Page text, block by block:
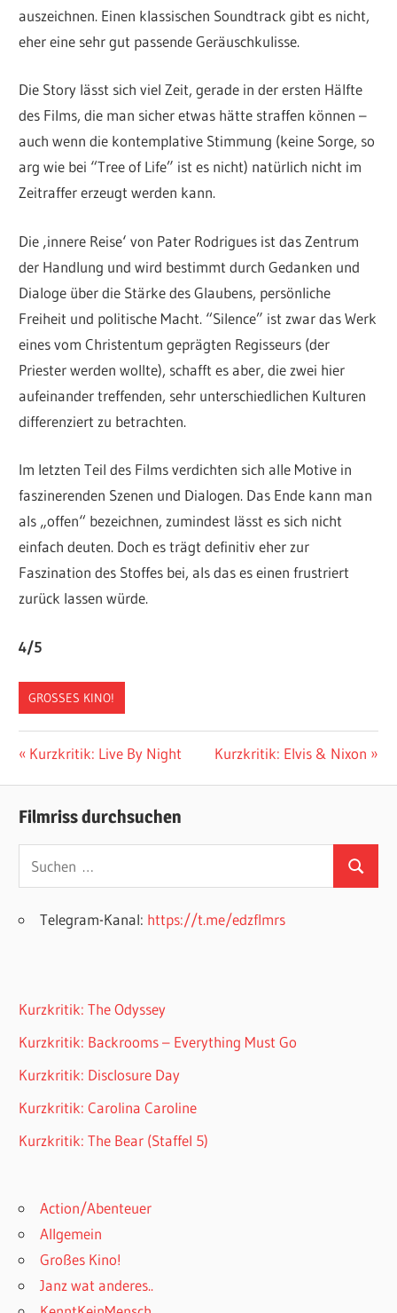
auszeichnen. Einen klassischen Soundtrack gibt es nicht,
eher eine sehr gut passende Geräuschkulisse.
Die Story lässt sich viel Zeit, gerade in der ersten Hälfte
des Films, die man sicher etwas hätte straffen können –
auch wenn die kontemplative Stimmung (keine Sorge, so
arg wie bei “Tree of Life” ist es nicht) natürlich nicht im
Zeitraffer erzeugt werden kann.
Die ‚innere Reise‘ von Pater Rodrigues ist das Zentrum
der Handlung und wird bestimmt durch Gedanken und
Dialoge über die Stärke des Glaubens, persönliche
Freiheit und politische Macht. “Silence” ist zwar das Werk
eines vom Christentum geprägten Regisseurs (der
Priester werden wollte), schafft es aber, die zwei hier
aufeinander treffenden, sehr unterschiedlichen Kulturen
differenziert zu betrachten.
Im letzten Teil des Films verdichten sich alle Motive in
faszinerenden Szenen und Dialogen. Das Ende kann man
als „offen“ bezeichnen, zumindest lässt es sich nicht
einfach deuten. Doch es trägt definitiv eher zur
Faszination des Stoffes bei, als das es einen frustriert
zurück lassen würde.
4/5
GROSSES KINO!
Beitragsnavigation
Vorheriger
Kurzkritik: Live By Night
Nächster
Kurzkritik: Elvis & Nixon
Filmriss durchsuchen
Suchen
nach:
Suchen
Telegram-Kanal: https://t.me/edzflmrs
Kurzkritik: The Odyssey
Kurzkritik: Backrooms – Everything Must Go
Kurzkritik: Disclosure Day
Kurzkritik: Carolina Caroline
Kurzkritik: The Bear (Staffel 5)
Action/Abenteuer
Allgemein
Großes Kino!
Janz wat anderes..